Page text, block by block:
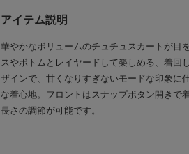
アイテム説明
華やかなボリュームのチュチュスカートが目
スやボトムとレイヤードして楽しめる、着回
ザインで、甘くなりすぎないモードな印象に
な着心地。フロントはスナップボタン開きで
長さの調節が可能です。